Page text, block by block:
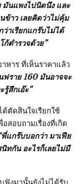
มันแพงไปนิดนึง และ
ข้าว เลยคิดว่าไม่คุ้ม
าเรียกแกร๊บไม่ได้
ก้ตำรวจด้วย”
หาร ที่เห็นราคาแล้ว
ฟราย 160 มันอาจจะ
สึกเอ๊ะ”
ด้ตัดสินใจเรียกใช้
สอบถามเรื่องที่เกิด
พี่แกร๊บบอกว่า มาเฟีย
นิทกัน อะไรก็เลยไม่มี